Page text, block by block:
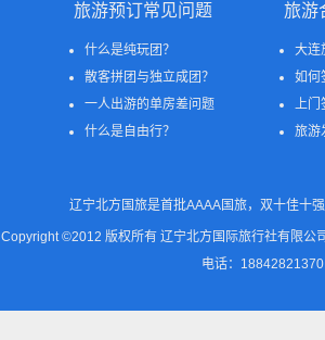
旅游预订常见问题
什么是纯玩团？
散客拼团与独立成团？
一人出游的单房差问题
什么是自由行？
旅游
大连
如何
上门
旅游
辽宁北方国旅是首批AAAA国旅，双十佳十强
Copyright ©2012 版权所有 辽宁北方国际旅行社有限
电话：